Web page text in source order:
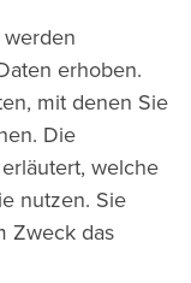
erhoben.
mit denen Sie
Die
welche
nutzen. Sie
Zweck das